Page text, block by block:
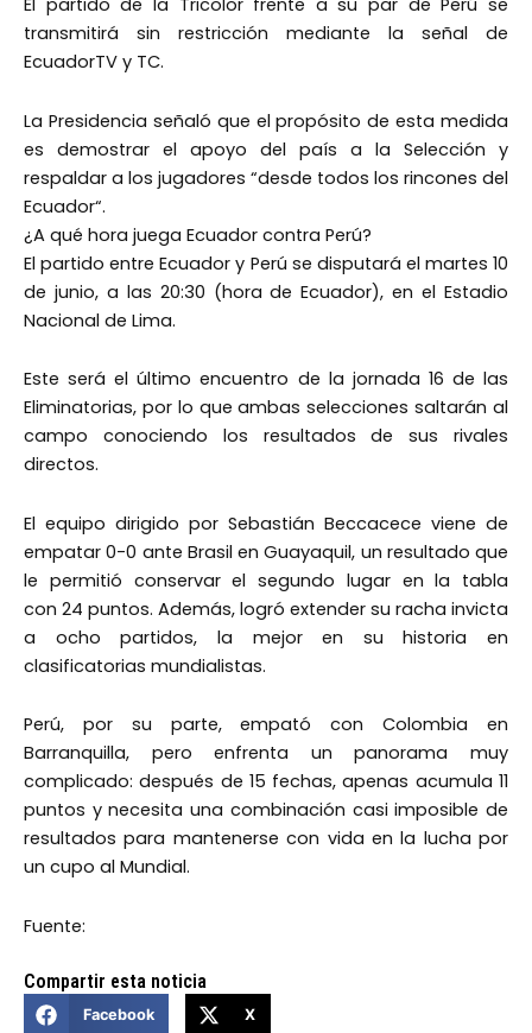
El partido de la Tricolor frente a su par de Perú se
transmitirá sin restricción mediante la señal de
EcuadorTV y TC.
La Presidencia señaló que el propósito de esta medida
es demostrar el apoyo del país a la Selección y
respaldar a los jugadores “desde todos los rincones del
Ecuador“.
¿A qué hora juega Ecuador contra Perú?
El partido entre Ecuador y Perú se disputará el martes 10
de junio, a las 20:30 (hora de Ecuador), en el Estadio
Nacional de Lima.
Este será el último encuentro de la jornada 16 de las
Eliminatorias, por lo que ambas selecciones saltarán al
campo conociendo los resultados de sus rivales
directos.
El equipo dirigido por Sebastián Beccacece viene de
empatar 0-0 ante Brasil en Guayaquil, un resultado que
le permitió conservar el segundo lugar en la tabla
con 24 puntos. Además, logró extender su racha invicta
a ocho partidos, la mejor en su historia en
clasificatorias mundialistas.
Perú, por su parte, empató con Colombia en
Barranquilla, pero enfrenta un panorama muy
complicado: después de 15 fechas, apenas acumula 11
puntos y necesita una combinación casi imposible de
resultados para mantenerse con vida en la lucha por
un cupo al Mundial.
Fuente:
Compartir esta noticia
Facebook X